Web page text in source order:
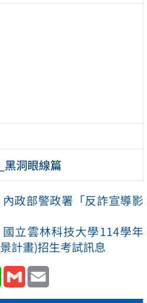
黑洞眼線篇
內政部警政署「反詐宣導影
國立雲林科技大學114學年
計畫)招生考試訊息
WhatsApp
Gmail